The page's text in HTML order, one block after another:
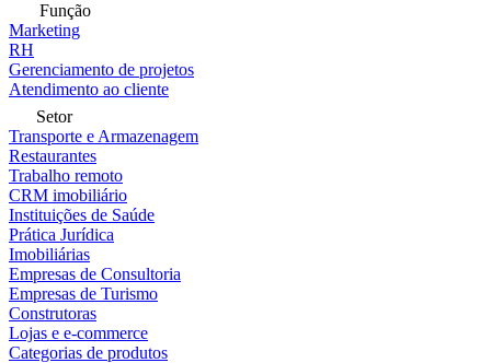
Função
Marketing
RH
Gerenciamento de projetos
Atendimento ao cliente
Setor
Transporte e Armazenagem
Restaurantes
Trabalho remoto
CRM imobiliário
Instituições de Saúde
Prática Jurídica
Imobiliárias
Empresas de Consultoria
Empresas de Turismo
Construtoras
Lojas e e-commerce
Categorias de produtos